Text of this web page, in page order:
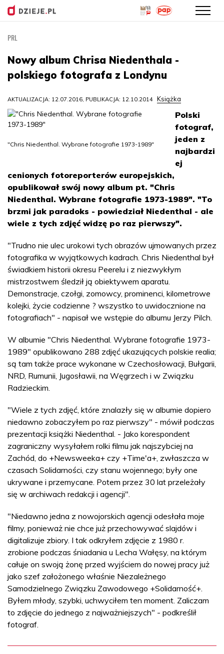
treści
PRL
Nowy album Chrisa Niedenthala -
polskiego fotografa z Londynu
AKTUALIZACJA: 12.07.2016, PUBLIKACJA: 12.10.2014 Książka
"Chris Niedenthal. Wybrane fotografie 1973-1989"
Polski
fotograf,
jeden z
najbardzi
ej
cenionych fotoreporterów europejskich,
opublikował swój nowy album pt. "Chris
Niedenthal. Wybrane fotografie 1973-1989". "To
brzmi jak paradoks - powiedział Niedenthal - ale
wiele z tych zdjęć widzę po raz pierwszy".
"Trudno nie ulec urokowi tych obrazów ujmowanych przez
fotografika w wyjątkowych kadrach. Chris Niedenthal był
świadkiem historii okresu Peerelu i z niezwykłym
mistrzostwem śledził ją obiektywem aparatu.
Demonstracje, czołgi, zomowcy, prominenci, kilometrowe
kolejki, życie codzienne ? wszystko to uwidocznione na
fotografiach" - napisał we wstępie do albumu Jerzy Pilch.
W albumie "Chris Niedenthal. Wybrane fotografie 1973-
1989" opublikowano 288 zdjęć ukazujących polskie realia;
są tam także prace wykonane w Czechosłowacji, Bułgarii,
NRD, Rumunii, Jugosławii, na Węgrzech i w Związku
Radzieckim.
"Wiele z tych zdjęć, które znalazły się w albumie dopiero
niedawno zobaczyłem po raz pierwszy" - mówił podczas
prezentacji książki Niedenthal. - Jako korespondent
zagraniczny wysyłałem rolki filmu jak najszybciej na
Zachód, do +Newsweeka+ czy +Time'a+, zwłaszcza w
czasach Solidarności, czy stanu wojennego; były one
ukrywane i przemycane. Potem przez 30 lat przeleżały
się w archiwach redakcji i agencji".
"Niedawno jedna z nowojorskich agencji odesłała moje
filmy, ponieważ nie chce już przechowywać slajdów i
digitalizuje zbiory. I tak odkryłem zdjęcie z 1980 r.
zrobione podczas śniadania u Lecha Wałęsy, na którym
całuje on swoją żonę przed wyjściem do nowej pracy już
jako szef założonego właśnie Niezależnego
Samodzielnego Związku Zawodowego +Solidarność+.
Byłem młody, szybki, uchwyciłem ten moment. Zaliczam
to zdjęcie do jednego z najważniejszych" - podkreślił
fotograf.